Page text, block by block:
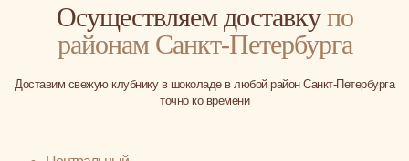
Осуществляем доставкупо
районам Санкт-Петербурга
Доставим свежую клубнику в шоколаде в любой район Санкт-Петербурга
точно ко времени